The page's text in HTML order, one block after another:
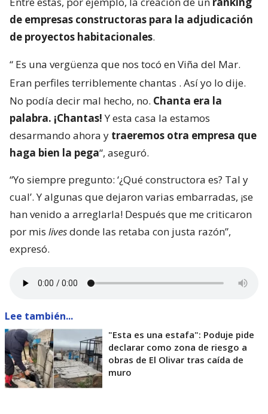
de empresas constructoras para la adjudicación
de proyectos habitacionales.
“ Es una vergüenza que nos tocó en Viña del Mar.
Eran perfiles terriblemente chantas . Así yo lo dije.
No podía decir mal hecho, no. Chanta era la
palabra. ¡Chantas!Y esta casa la estamos
desarmando ahora y traeremos otra empresa que
haga bien la pega“, aseguró.
“Yo siempre pregunto: ‘¿Qué constructora es? Tal y
cual’. Y algunas que dejaron varias embarradas, ¡se
han venido a arreglarla! Después que me criticaron
por mis livesdonde las retaba con justa razón”,
expresó.
Lee también...
"Esta es una estafa": Poduje pide
declarar como zona de riesgo a
obras de El Olivar tras caída de
muro